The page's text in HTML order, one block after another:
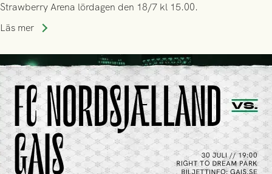
Strawberry Arena lördagen den 18/7 kl 15.00.
Läs mer